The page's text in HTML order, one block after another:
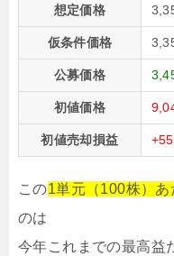
想定価格
仮条件価格
公募価格
初値価格
初値売却損益
この1単元（100株）あ
のは
今年これまでの最高益